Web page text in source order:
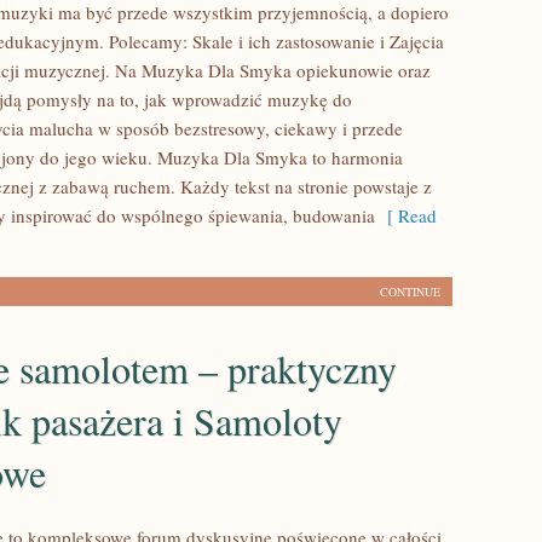
ma być przede wszystkim przyjemnością, a dopiero
Polecamy: Skale i ich zastosowanie i Zajęcia
muzycznej. Na Muzyka Dla Smyka opiekunowie oraz
pomysły na to, jak wprowadzić muzykę do
malucha w sposób bezstresowy, ciekawy i przede
do jego wieku. Muzyka Dla Smyka to harmonia
z zabawą ruchem. Każdy tekst na stronie powstaje z
inspirować do wspólnego śpiewania, budowania [ Read
CONTINUE
samolotem – praktyczny
pasażera i Samoloty
kompleksowe forum dyskusyjne poświęcone w całości